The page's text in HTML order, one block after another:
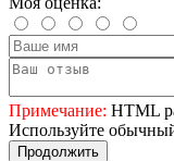
Примечание: HTML
Используйте
Продолжить